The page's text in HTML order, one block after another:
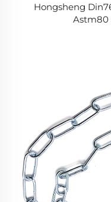
Hongsheng
Astm80